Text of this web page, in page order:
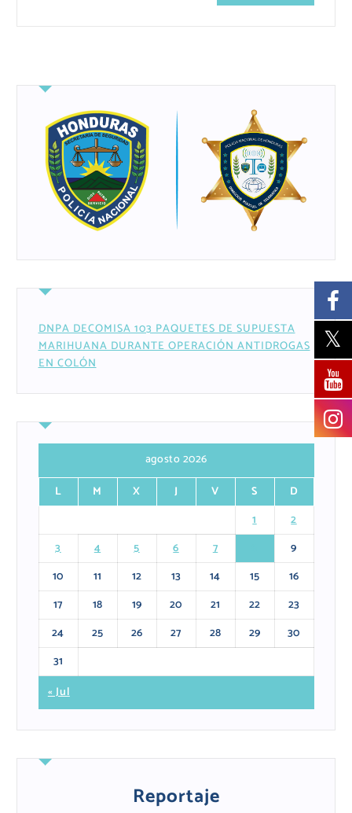
DNPA DECOMISA 103 PAQUETES DE SUPUESTA
MARIHUANA DURANTE OPERACIÓN ANTIDROGAS
EN COLÓN
agosto 2026
L
M X J V S
D
1
2
3
4 5 6 7
9
10
11 12 13 14 15
16
17
18 19 20 21 22
23
24
25 26 27 28 29
30
31
« Jul
Reportaje